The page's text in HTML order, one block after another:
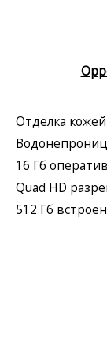
Отделка
16 Гб
Quad HD
512 Гб